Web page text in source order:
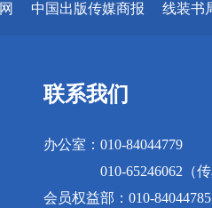
中国出版传媒商报 线装书
联系我们
办公室：010-84044779
010-65246062（传
会员权益部：010-84044785